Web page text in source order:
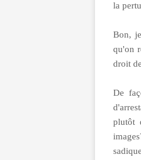
la
Bon,
qu'on
droit
De
plutôt